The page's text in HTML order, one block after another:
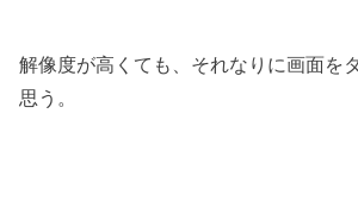
解像度が高くても、それなりに画面を
思う。